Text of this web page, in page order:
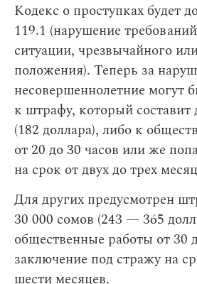
Кодекс о проступках будет
119.1 (нарушение
ситуации, чрезвычайного
положения). Теперь за
несовершеннолетние могут
к штрафу, который составит
(182 доллара), либо к
от 20 до 30 часов или же
на срок от двух до трех
Для других предусмотрен
30 000 сомов (243 — 365
общественные работы от 30
заключение под стражу на
шести месяцев.